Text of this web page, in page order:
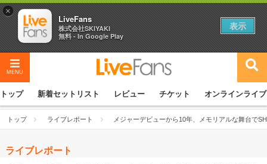
MENU
トップ 新着セットリスト レビュー チケット オンラインライブ
トップ ライブレポート メジャーデビューから10年、メモリアルな舞台で
ライブレポート
×
LiveFans
株式会社SKIYAKI
無料 - In Google Play
表示